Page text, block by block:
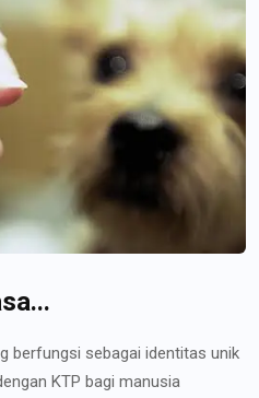
berfungsi sebagai identitas unik
KTP bagi manusia